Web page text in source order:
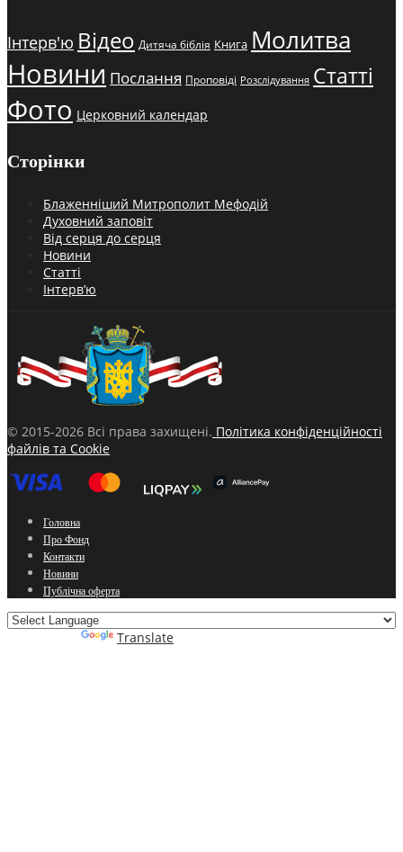
Інтерв'ю Відео Дитяча біблія Книга Молитва
Новини Послання Проповіді Розслідування Статті
Фото Церковний календар
Сторінки
Блаженніший Митрополит Мефодій
Духовний заповіт
Від серця до серця
Новини
Статті
Інтерв’ю
© 2015-2026 Всі права захищені. Політика конфіденційності
файлів та Cookie
Головна
Про Фонд
Контакти
Новини
Публічна оферта
Translate